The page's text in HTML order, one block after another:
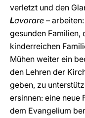
verletzt und den
Lavorare –
gesunden Familien,
kinderreichen
Mühen weiter ein
den Lehren der
geben, zu
ersinnen: eine neue
dem Evangelium